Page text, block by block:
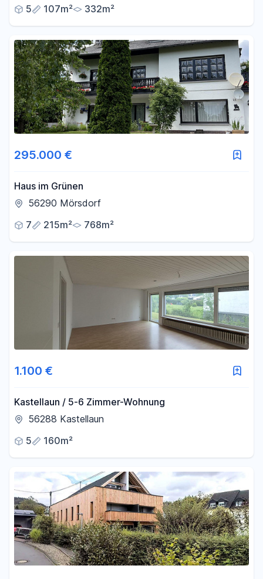
5
107m² 332m²
295.000 €
Haus im Grünen
56290 Mörsdorf
7
215m² 768m²
1.100 €
Kastellaun / 5-6 Zimmer-Wohnung
56288 Kastellaun
5
160m²